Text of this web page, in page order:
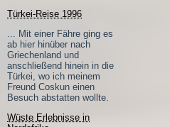
Türkei-Reise 1996
... Mit einer Fähre ging es
ab hier hinüber nach
Griechenland und
anschließend hinein in die
Türkei, wo ich meinem
Freund Coskun einen
Besuch abstatten wollte.
Wüste Erlebnisse in